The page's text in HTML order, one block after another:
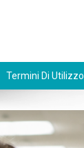
Termini Di Utilizzo